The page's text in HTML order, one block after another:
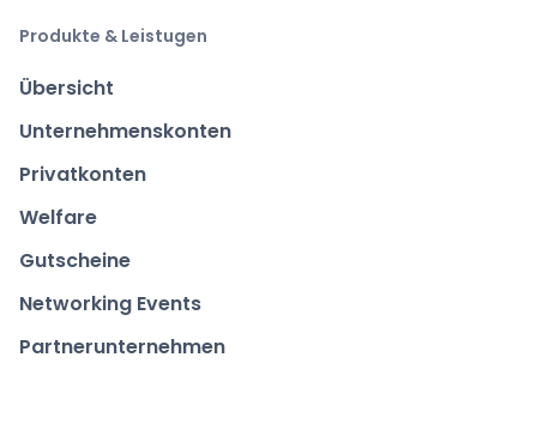
Produkte & Leistugen
Übersicht
Unternehmenskonten
Privatkonten
Welfare
Gutscheine
Networking Events
Partnerunternehmen